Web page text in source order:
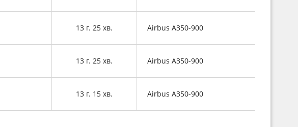
13 г. 25 хв. Airbus A350-900
13 г. 25 хв. Airbus A350-900
13 г. 15 хв. Airbus A350-900